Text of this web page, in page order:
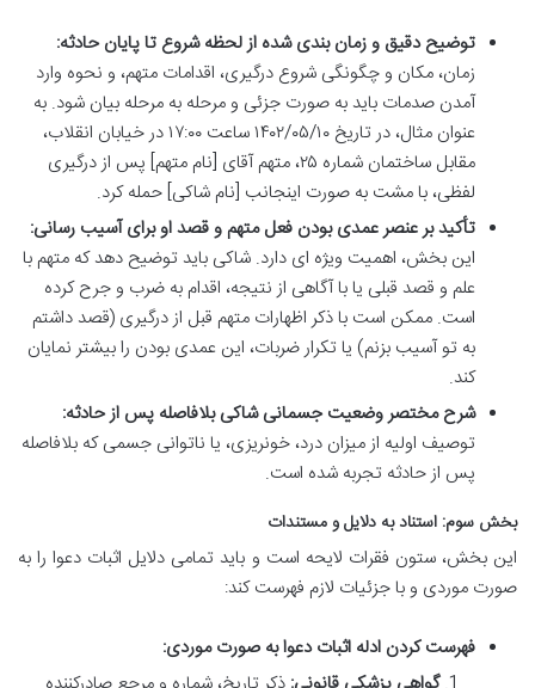
توضیح دقیق و زمان بندی شده از لحظه شروع تا پایان حادثه:
زمان، مکان و چگونگی شروع درگیری، اقدامات متهم، و نحوه وارد
آمدن صدمات باید به صورت جزئی و مرحله به مرحله بیان شود. به
عنوان مثال، در تاریخ ۱۴۰۲/۰۵/۱۰ ساعت ۱۷:۰۰ در خیابان انقلاب،
مقابل ساختمان شماره ۲۵، متهم آقای [نام متهم] پس از درگیری
لفظی، با مشت به صورت اینجانب [نام شاکی] حمله کرد.
تأکید بر عنصر عمدی بودن فعل متهم و قصد او برای آسیب رسانی:
این بخش، اهمیت ویژه ای دارد. شاکی باید توضیح دهد که متهم با
علم و قصد قبلی یا با آگاهی از نتیجه، اقدام به ضرب و جرح کرده
است. ممکن است با ذکر اظهارات متهم قبل از درگیری (قصد داشتم
به تو آسیب بزنم) یا تکرار ضربات، این عمدی بودن را بیشتر نمایان
کند.
شرح مختصر وضعیت جسمانی شاکی بلافاصله پس از حادثه:
توصیف اولیه از میزان درد، خونریزی، یا ناتوانی جسمی که بلافاصله
پس از حادثه تجربه شده است.
بخش سوم: استناد به دلایل و مستندات
این بخش، ستون فقرات لایحه است و باید تمامی دلایل اثبات دعوا را به
صورت موردی و با جزئیات لازم فهرست کند:
فهرست کردن ادله اثبات دعوا به صورت موردی: